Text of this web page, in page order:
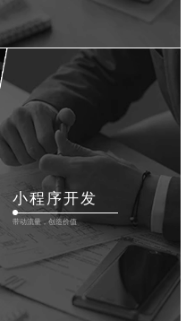
小程序开发
带动流量，创造价值